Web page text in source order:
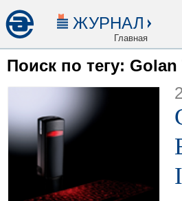
ЖУРНАЛ
Главная
Поиск по тегу: